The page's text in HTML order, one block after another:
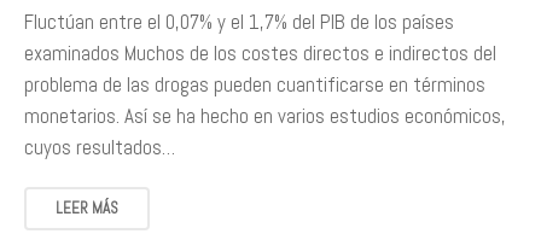
Fluctúan entre el 0,07% y el 1,7% del PIB de los países
examinados Muchos de los costes directos e indirectos del
problema de las drogas pueden cuantificarse en términos
monetarios. Así se ha hecho en varios estudios económicos,
cuyos resultados…
LEER MÁS